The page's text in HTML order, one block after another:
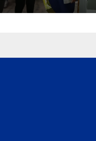
Rincón